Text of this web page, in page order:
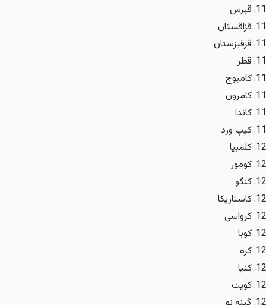
قبرس
قزاقستان
قرقیزستان
قطر
کامبوج
کامرون
کاندا
کیپ ورد
کلمبیا
کومور
کنگو
کاستاریکا
کرواسی
کوبا
کره
کنیا
کویت